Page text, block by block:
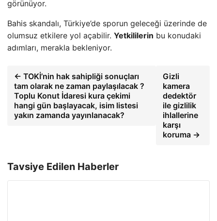
görünüyor.
Bahis skandalı, Türkiye’de sporun geleceği üzerinde de
olumsuz etkilere yol açabilir. Yetkililerin bu konudaki
adımları, merakla bekleniyor.
← TOKİ’nin hak sahipliği sonuçları
tam olarak ne zaman paylaşılacak ?
Toplu Konut İdaresi kura çekimi
hangi gün başlayacak, isim listesi
yakın zamanda yayınlanacak?
Gizli
kamera
dedektör
ile gizlilik
ihlallerine
karşı
koruma →
Tavsiye Edilen Haberler